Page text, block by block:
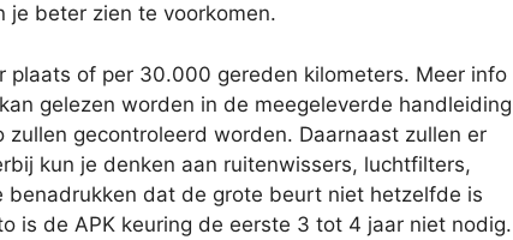
je beter zien te voorkomen.
plaats of per 30.000 gereden kilometers. Meer info
gelezen worden in de meegeleverde handleiding
gecontroleerd worden. Daarnaast zullen er
kun je denken aan ruitenwissers, luchtfilters,
benadrukken dat de grote beurt niet hetzelfde is
is de APK keuring de eerste 3 tot 4 jaar niet nodig.